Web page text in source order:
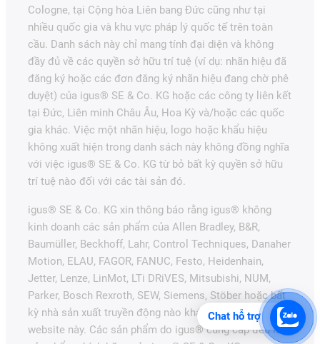
Cologne, tại Cộng hòa Liên bang Đức cũng như tại
nhiều quốc gia và khu vực pháp lý quốc tế trên toàn
cầu. Danh sách này chỉ mang tính đại diện và không
đầy đủ về các quyền sở hữu trí tuệ (ví dụ: nhãn hiệu đã
đăng ký hoặc các đơn đăng ký nhãn hiệu đang chờ phê
duyệt) của igus® SE & Co. KG hoặc các công ty liên kết
tại Đức, Liên minh Châu Âu, Hoa Kỳ và/hoặc các quốc
gia khác. Việc một nhãn hiệu, logo hoặc khẩu hiệu
không xuất hiện trong danh sách này không đồng nghĩa
với việc igus® SE & Co. KG từ bỏ bất kỳ quyền sở hữu
trí tuệ nào đối với các tài sản đó.
igus® SE & Co. KG xin thông báo rằng igus® không
kinh doanh các sản phẩm của Allen Bradley, B&R,
Baumüller, Beckhoff, Lahr, Control Techniques, Danaher
Motion, ELAU, FAGOR, FANUC, Festo, Heidenhain,
Jetter, Lenze, LinMot, LTi DRiVES, Mitsubishi, NUM,
Parker, Bosch Rexroth, SEW, Siemens, Stöber hoặc bất
kỳ nhà sản xuất truyền động nào khác được đề cập trên
website này. Các sản phẩm do igus® cung cấp đều là
Chat hỗ trợ